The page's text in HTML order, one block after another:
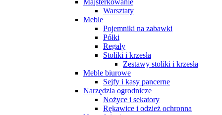
Majsterkowanie
Warsztaty
Meble
Pojemniki na zabawki
Półki
Regały
Stoliki i krzesła
Zestawy stoliki i krzesła
Meble biurowe
Sejfy i kasy pancerne
Narzędzia ogrodnicze
Nożyce i sekatory
Rękawice i odzież ochronna